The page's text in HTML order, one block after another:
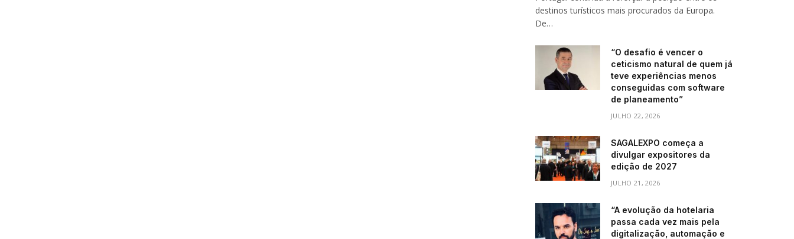
destinos turísticos mais procurados da Europa.
De…
“O desafio é vencer o
ceticismo natural de quem já
teve experiências menos
conseguidas com software
de planeamento”
JULHO 22, 2026
SAGALEXPO começa a
divulgar expositores da
edição de 2027
JULHO 21, 2026
“A evolução da hotelaria
passa cada vez mais pela
digitalização, automação e